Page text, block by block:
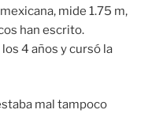
mide 1.75 m,
han escrito.
4 años y cursó la
mal tampoco